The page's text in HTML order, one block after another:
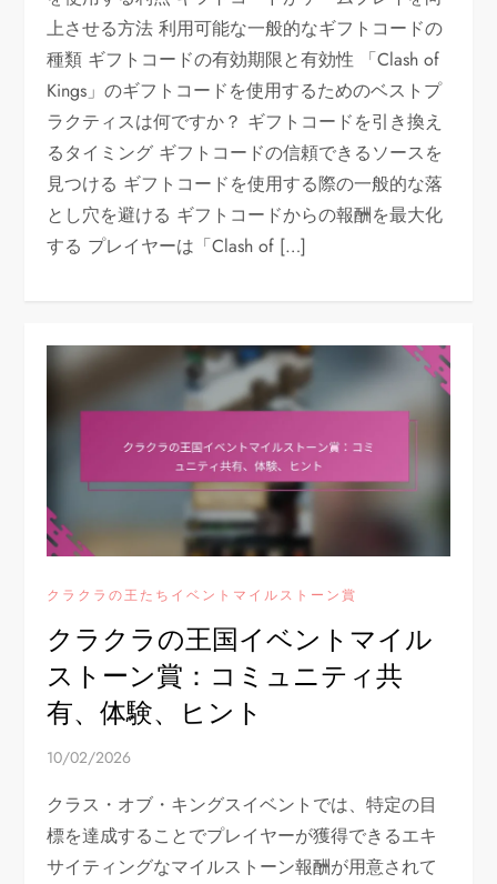
上させる方法 利用可能な一般的なギフトコードの
種類 ギフトコードの有効期限と有効性 「Clash of
Kings」のギフトコードを使用するためのベストプ
ラクティスは何ですか？ ギフトコードを引き換え
るタイミング ギフトコードの信頼できるソースを
見つける ギフトコードを使用する際の一般的な落
とし穴を避ける ギフトコードからの報酬を最大化
する プレイヤーは「Clash of […]
クラクラの王たちイベントマイルストーン賞
クラクラの王国イベントマイル
ストーン賞：コミュニティ共
有、体験、ヒント
10/02/2026
クラス・オブ・キングスイベントでは、特定の目
標を達成することでプレイヤーが獲得できるエキ
サイティングなマイルストーン報酬が用意されて